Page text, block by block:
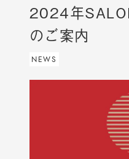
2024年
のご案内
NEWS